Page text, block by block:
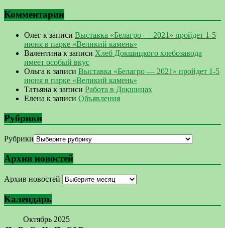
Комментарии
Олег к записи Выставка «Белагро — 2021» пройдет 1-5
июня в парке «Великий камень»
Валентина к записи Хлеб Докшицкого хлебозавода
имеет особый вкус
Ольга к записи Выставка «Белагро — 2021» пройдет 1-5
июня в парке «Великий камень»
Татьяна к записи Работа в Докшицах
Елена к записи Объявления
Рубрики
Рубрики
Архив новостей
Архив новостей
Календарь
Октябрь 2025